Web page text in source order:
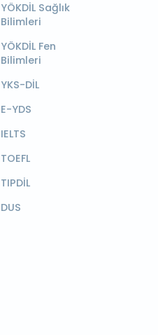
YÖKDİL Sağlık
Bilimleri
YÖKDİL Fen
Bilimleri
YKS-DİL
E-YDS
IELTS
TOEFL
TIPDİL
DUS